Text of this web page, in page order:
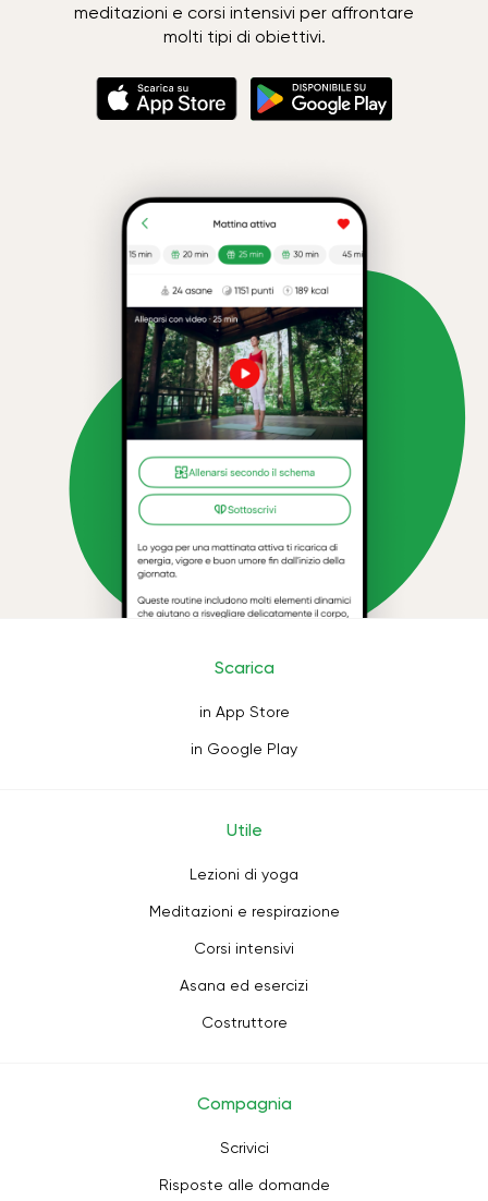
meditazioni e corsi intensivi per affrontare
molti tipi di obiettivi.
Scarica
in App Store
in Google Play
Utile
Lezioni di yoga
Meditazioni e respirazione
Corsi intensivi
Asana ed esercizi
Costruttore
Compagnia
Scrivici
Risposte alle domande